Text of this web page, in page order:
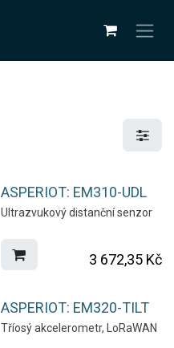
ASPERIOT: EM310-UDL
Ultrazvukový distanční senzor
3 672,35Kč
ASPERIOT: EM320-TILT
Tříosý akcelerometr, LoRaWAN